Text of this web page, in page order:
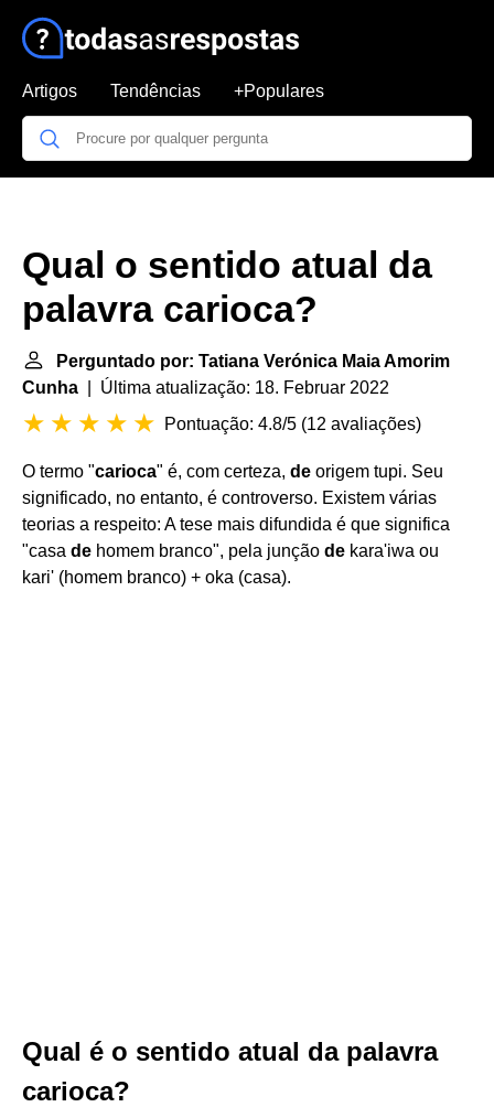
Artigos Tendências +Populares
Qual o sentido atual da
palavra carioca?
Perguntado por: Tatiana Verónica Maia Amorim
Cunha | Última atualização: 18. Februar 2022
Pontuação: 4.8/5 (12 avaliações)
O termo "carioca" é, com certeza, de origem tupi. Seu
significado, no entanto, é controverso. Existem várias
teorias a respeito: A tese mais difundida é que significa
"casa de homem branco", pela junção de kara'iwa ou
kari' (homem branco) + oka (casa).
Qual é o sentido atual da palavra
carioca?